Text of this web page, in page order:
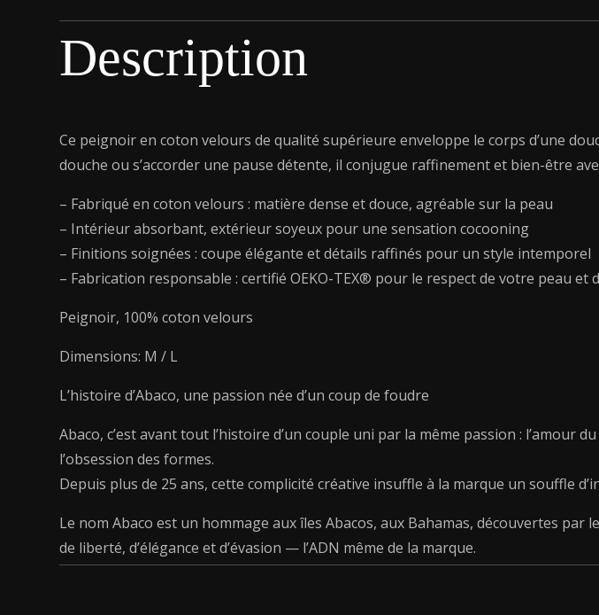
Description
Ce peignoir en coton velours de qualité supérieure enveloppe le corps d’une
douche ou s’accorder une pause détente, il conjugue raffinement et bien-être
– Fabriqué en coton velours : matière dense et douce, agréable sur la peau
– Intérieur absorbant, extérieur soyeux pour une sensation cocooning
– Finitions soignées : coupe élégante et détails raffinés pour un style intemporel
– Fabrication responsable : certifié OEKO-TEX® pour le respect de votre peau et
Peignoir, 100% coton velours
Dimensions: M / L
L’histoire d’Abaco, une passion née d’un coup de foudre
Abaco, c’est avant tout l’histoire d’un couple uni par la même passion :
l’obsession des formes.
Depuis plus de 25 ans, cette complicité créative insuffle à la marque un souffle
Le nom Abaco est un hommage aux îles Abacos, aux Bahamas, découvertes
de liberté, d’élégance et d’évasion — l’ADN même de la marque.